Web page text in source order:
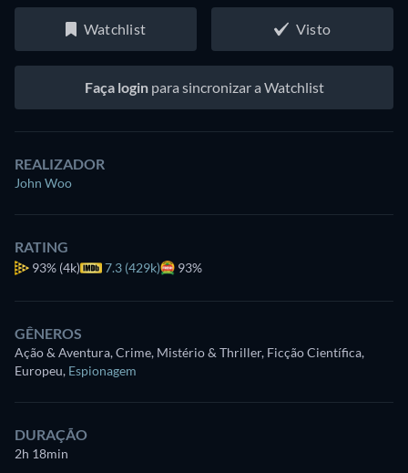
Watchlist Visto
Faça loginpara sincronizar a Watchlist
REALIZADOR
John Woo
RATING
93% (4k) 7.3 (429k) 93%
GÊNEROS
Ação & Aventura, Crime, Mistério & Thriller, Ficção Científica,
Europeu, Espionagem
DURAÇÃO
2h 18min